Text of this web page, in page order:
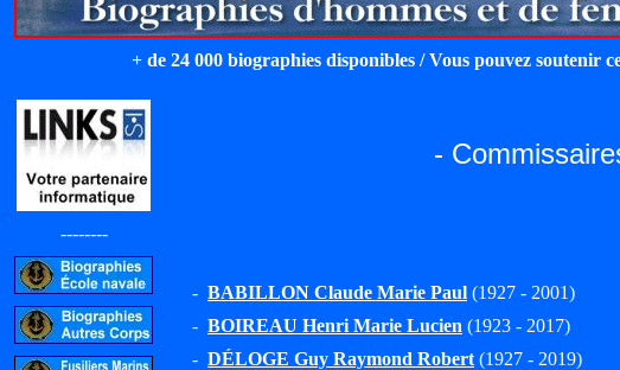
+ de 24 000 biographies disponibles / Vous pouvez soutenir
--------
-
- BABILLON Claude Marie Paul (1927 - 2001)
- BOIREAU Henri Marie Lucien (1923 - 2017)
- DÉLOGE Guy Raymond Robert (1927 - 2019)